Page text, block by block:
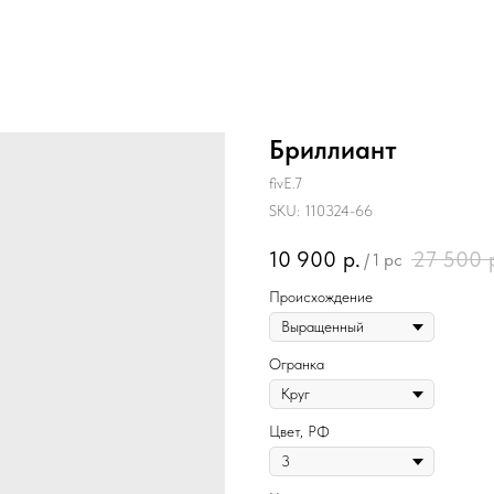
Бриллиант
fivE.7
SKU: 110324-66
10 900 р. / 1 pc 27 500
Происхождение
Огранка
Цвет, РФ